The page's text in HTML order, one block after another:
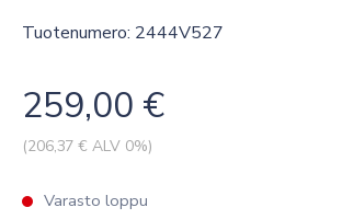
Tuotenumero: 2444V527
259,00 €
(206,37 € ALV 0%)
Varasto loppu